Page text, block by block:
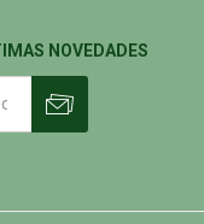
NOVEDADES